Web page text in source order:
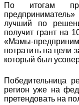
По итогам
лучший по
получит грант на
«Мамы-
потратить на цели
который был
Победительница
регион уже на
претендовать на